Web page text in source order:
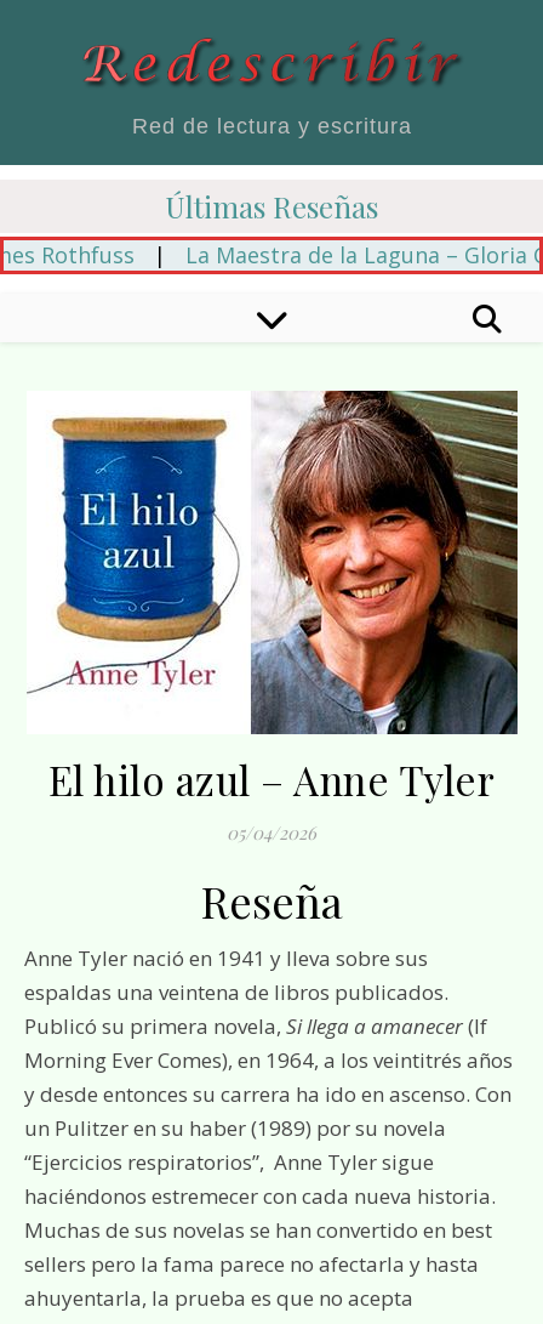
Red de lectura y escritura
Últimas Reseñas
| La Maestra de la Laguna – Gloria
El hilo azul – Anne Tyler
05/04/2026
Reseña
Anne Tyler nació en 1941 y lleva sobre sus
espaldas una veintena de libros publicados.
Publicó su primera novela, Si llega a amanecer(If
Morning Ever Comes), en 1964, a los veintitrés años
y desde entonces su carrera ha ido en ascenso. Con
un Pulitzer en su haber (1989) por su novela
“Ejercicios respiratorios”, Anne Tyler sigue
haciéndonos estremecer con cada nueva historia.
Muchas de sus novelas se han convertido en best
sellers pero la fama parece no afectarla y hasta
ahuyentarla, la prueba es que no acepta